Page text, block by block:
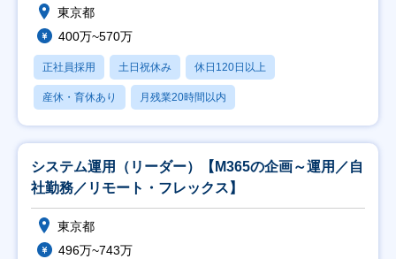
東京都
400万~570万
正社員採用 土日祝休み 休日120日以上
産休・育休あり 月残業20時間以内
システム運用（リーダー）【M365の企画～運用／自
社勤務／リモート・フレックス】
東京都
496万~743万